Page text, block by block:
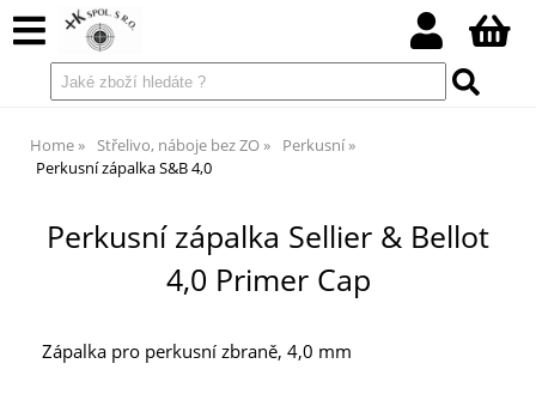
Home Střelivo, náboje bez ZO
Perkusní
Perkusní zápalka S&B 4,0
Perkusní zápalka Sellier & Bellot
4,0 Primer Cap
Zápalka pro perkusní zbraně, 4,0 mm